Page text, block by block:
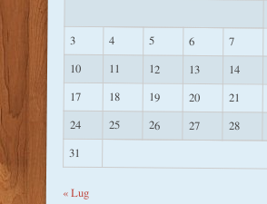
3
4 5 6 7
10 11 12 13 14
17
18 19 20 21
24
25 26 27 28
31
« Lug